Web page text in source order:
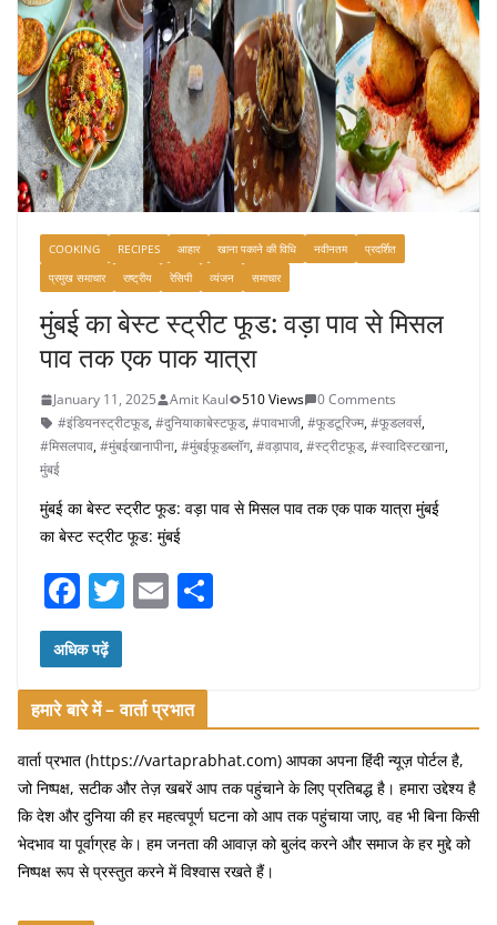
COOKING RECIPES आहार खाना पकाने की विधि नवीनतम
प्रदर्शित
प्रमुख समाचार
राष्ट्रीय रेसिपी व्यंजन समाचार
मुंबई का बेस्ट स्ट्रीट फूड: वड़ा पाव से मिसल
पाव तक एक पाक यात्रा
January 11, 2025 Amit Kaul 510 Views
0 Comments
#इंडियनस्ट्रीटफूड,#दुनियाकाबेस्टफूड,#पावभाजी,#फूडटूरिज्म,#फूडलवर्स,
#मिसलपाव,#मुंबईखानापीना,#मुंबईफूडब्लॉग,#वड़ापाव,#स्ट्रीटफूड,#स्वादिस्टखाना,
मुंबई
मुंबई का बेस्ट स्ट्रीट फूड: वड़ा पाव से मिसल पाव तक एक पाक यात्रा मुंबई
का बेस्ट स्ट्रीट फूड: मुंबई
F
a
c
e
b
o
o
k
T
er
E
l
अधिक पढ़ें
हमारे बारे में – वार्ता प्रभात
वार्ता प्रभात (https://vartaprabhat.com) आपका अपना हिंदी न्यूज़ पोर्टल है,
जो निष्पक्ष, सटीक और तेज़ खबरें आप तक पहुंचाने के लिए प्रतिबद्ध है। हमारा उद्देश्य है
कि देश और दुनिया की हर महत्वपूर्ण घटना को आप तक पहुंचाया जाए, वह भी बिना किसी
भेदभाव या पूर्वाग्रह के। हम जनता की आवाज़ को बुलंद करने और समाज के हर मुद्दे को
निष्पक्ष रूप से प्रस्तुत करने में विश्वास रखते हैं।